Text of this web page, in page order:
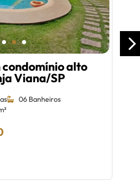
alto
Viana/SP
06 Banheiros